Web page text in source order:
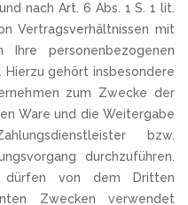
nach Art. 6 Abs. 1 S. 1 lit.
Vertragsverhältnissen mit
Ihre personenbezogenen
gehört insbesondere
zum Zwecke der
Ware und die Weitergabe
bzw.
durchzuführen.
dürfen von dem Dritten
Zwecken verwendet